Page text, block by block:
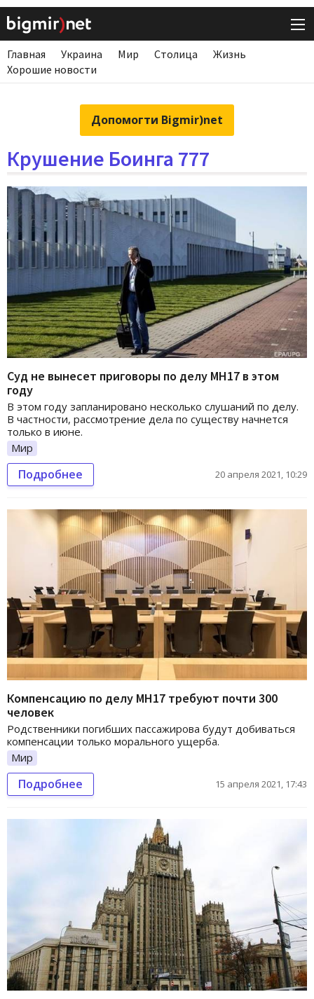
Главная Украина Мир Столица
Жизнь
Хорошие новости
Допомогти Bigmir)net
Крушение Боинга 777
Суд не вынесет приговоры по делу МН17 в этом
году
В этом году запланировано несколько слушаний по делу.
В частности, рассмотрение дела по существу начнется
только в июне.
Мир
Подробнее 20 апреля 2021, 10:29
Компенсацию по делу МН17 требуют почти 300
человек
Родственники погибших пассажирова будут добиваться
компенсации только морального ущерба.
Мир
Подробнее 15 апреля 2021, 17:43